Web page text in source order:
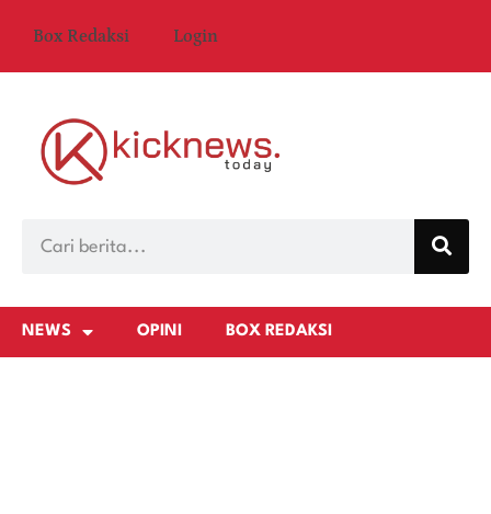
Box Redaksi Login
NEWS OPINI BOX REDAKSI